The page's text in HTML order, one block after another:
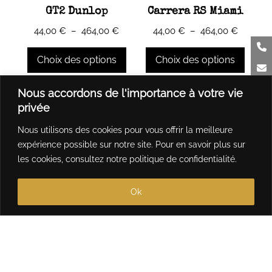
Nous accordons de l'importance à votre vie
privée
Nous utilisons des cookies pour vous offrir la meilleure
expérience possible sur notre site. Pour en savoir plus sur
les cookies, consultez notre politique de confidentialité.
Ok
page
du
produit
choisies
sur
page
produit
GT2 Dunlop
44,00€ – 464,00€
464,00 €
Choix des options
Ce
produit
plusieurs
variations.
Les
options
Carrera RS Miami
44,00 € – 464,00 €Plage
44,00 €
464,00
Choix des options
Ce
plusieurs
variations.
Les
options
peuvent